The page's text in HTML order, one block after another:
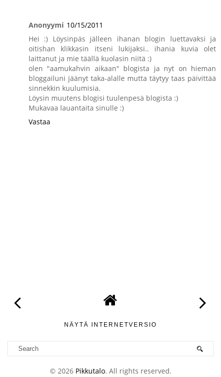
Anonyymi 10/15/2011
Hei :) Löysinpäs jälleen ihanan blogin luettavaksi ja
oitishan klikkasin itseni lukijaksi.. ihania kuvia olet
laittanut ja mie täällä kuolasin niitä :)
olen "aamukahvin aikaan" blogista ja nyt on hieman
bloggailuni jäänyt taka-alalle mutta täytyy taas päivittää
sinnekkin kuulumisia.
Löysin muutens blogisi tuulenpesä blogista :)
Mukavaa lauantaita sinulle :)
Vastaa
NÄYTÄ INTERNETVERSIO
© 2026 Pikkutalo. All rights reserved.